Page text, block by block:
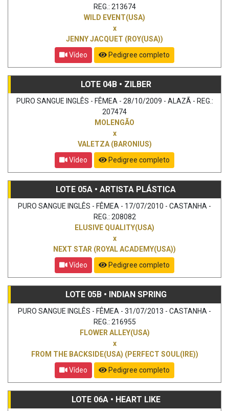
REG.: 213674
WILD EVENT(USA)
x
JENNY JACQUET (ROY(USA))
Vídeo
Pedigree completo
LOTE 04B • ZILBER
PURO SANGUE INGLÊS - FÊMEA - 28/10/2009 - ALAZÃ - REG.:
207474
MOLENGÃO
x
VALETZA (BARONIUS)
Vídeo
Pedigree completo
LOTE 05A • ARTISTA PLÁSTICA
PURO SANGUE INGLÊS - FÊMEA - 17/07/2010 - CASTANHA -
REG.: 208082
ELUSIVE QUALITY(USA)
x
NEXT STAR (ROYAL ACADEMY(USA))
Vídeo
Pedigree completo
LOTE 05B • INDIAN SPRING
PURO SANGUE INGLÊS - FÊMEA - 31/07/2013 - CASTANHA -
REG.: 216955
FLOWER ALLEY(USA)
x
FROM THE BACKSIDE(USA) (PERFECT SOUL(IRE))
Vídeo
Pedigree completo
LOTE 06A • HEART LIKE